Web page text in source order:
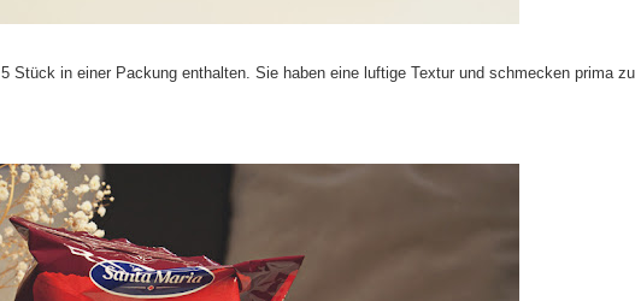
Stück in einer Packung enthalten. Sie haben eine luftige Textur und schmecken prima